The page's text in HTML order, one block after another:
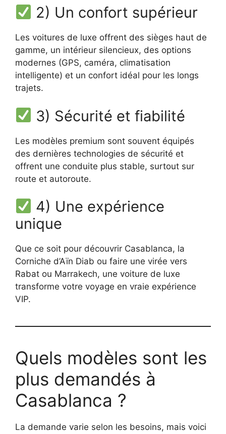
2) Un confort supérieur
Les voitures de luxe offrent des sièges haut de
gamme, un intérieur silencieux, des options
modernes (GPS, caméra, climatisation
intelligente) et un confort idéal pour les longs
trajets.
3) Sécurité et fiabilité
Les modèles premium sont souvent équipés
des dernières technologies de sécurité et
offrent une conduite plus stable, surtout sur
route et autoroute.
4) Une expérience
unique
Que ce soit pour découvrir Casablanca, la
Corniche d’Aïn Diab ou faire une virée vers
Rabat ou Marrakech, une voiture de luxe
transforme votre voyage en vraie expérience
VIP.
Quels modèles sont les
plus demandés à
Casablanca ?
La demande varie selon les besoins, mais voici